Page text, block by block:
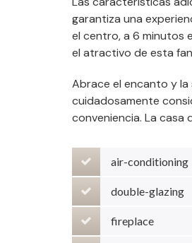
garantiza una
el centro, a 6 minutos
el atractivo de esta
Abrace el encanto y
cuidadosamente
conveniencia. La casa
air-conditioning
double-glazing
fireplace